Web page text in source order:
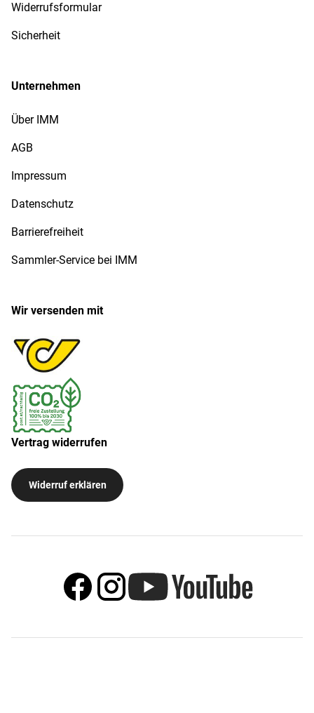
Widerrufsformular
Sicherheit
Unternehmen
Über IMM
AGB
Impressum
Datenschutz
Barrierefreiheit
Sammler-Service bei IMM
Wir versenden mit
Vertrag widerrufen
Widerruf erklären